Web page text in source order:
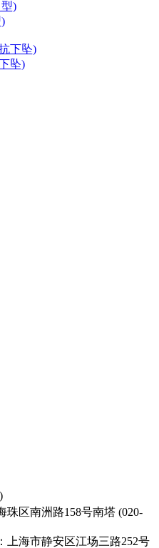
坠)
珠区南洲路158号南塔 (020-
上海市静安区江场三路252号